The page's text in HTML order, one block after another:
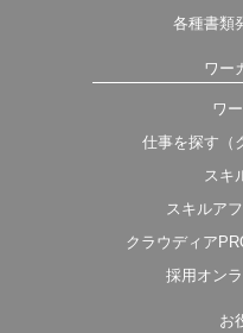
各種書類
ワー
ワ
仕事を探す（
スキ
スキルア
クラウディア
採用オン
お